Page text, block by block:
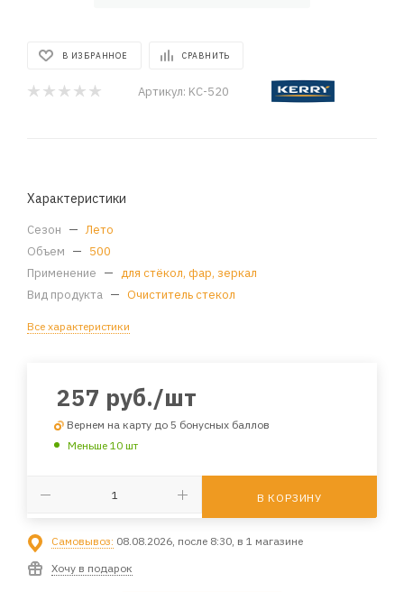
В ИЗБРАННОЕ СРАВНИТЬ
Артикул: KC-520
Характеристики
Сезон — Лето
Объем — 500
Применение — для стёкол, фар, зеркал
Вид продукта — Очиститель стекол
Все характеристики
257 руб./шт
Вернем на карту до 5 бонусных баллов
Меньше 10 шт
В КОРЗИНУ
Самовывоз: 08.08.2026, после 8:30, в 1 магазине
Хочу в подарок